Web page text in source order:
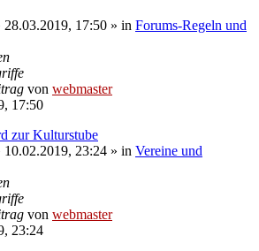
17:50 » in Forums-Regeln und
von webmaster
17:50
zur Kulturstube
23:24 » in Vereine und
von webmaster
23:24